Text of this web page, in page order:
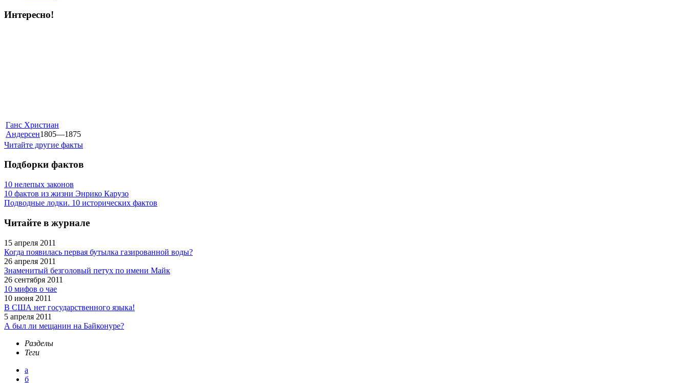
Интересно!
Ганс Христиан
Андерсен1805—1875
Читайте другие факты
Подборки фактов
10 нелепых законов
10 фактов из жизни Энрико Карузо
Подводные лодки. 10 исторических фактов
Читайте в журнале
15 апреля 2011
Когда появилась первая бутылка газированной воды?
26 апреля 2011
Знаменитый безголовый петух по имени Майк
26 сентября 2011
10 мифов о чае
10 июня 2011
В США нет государственного языка!
5 апреля 2011
А был ли мещанин на Байконуре?
Разделы
Теги
а
б